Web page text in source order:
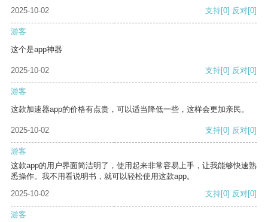
2025-10-02 支持[0] 反对[0]
游客
这个是app神器
2025-10-02 支持[0] 反对[0]
游客
这款加速器app的价格有点贵，可以适当降低一些，这样会更加亲民。
2025-10-02 支持[0] 反对[0]
游客
这款app的用户界面简洁明了，使用起来非常容易上手，让我能够快速熟
悉操作。我不用看说明书，就可以轻松使用这款app。
2025-10-02
支持[0] 反对[0]
游客